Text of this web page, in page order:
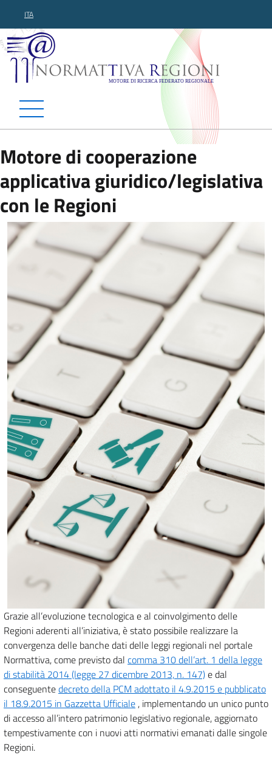
ITA
Normattiva Regioni -
Motore di cooperazione
applicativa giuridico/legislativa
con le Regioni
Grazie all’evoluzione tecnologica e al coinvolgimento delle
Regioni aderenti all’iniziativa, è stato possibile realizzare la
convergenza delle banche dati delle leggi regionali nel portale
Normattiva, come previsto dal comma 310 dell’art. 1 della legge
di stabilità 2014 (legge 27 dicembre 2013, n. 147)e dal
conseguentedecreto della PCM adottato il 4.9.2015 e pubblicato
il 18.9.2015 in Gazzetta Ufficiale , implementando un unico punto
di accesso all’intero patrimonio legislativo regionale, aggiornato
tempestivamente con i nuovi atti normativi emanati dalle singole
Regioni.